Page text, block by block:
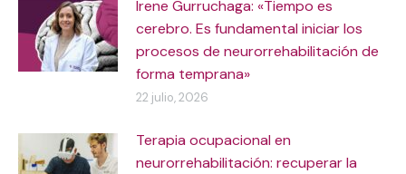
Irene Gurruchaga: «Tiempo es
cerebro. Es fundamental iniciar los
procesos de neurorrehabilitación de
forma temprana»
22 julio, 2026
Terapia ocupacional en
neurorrehabilitación: recuperar la